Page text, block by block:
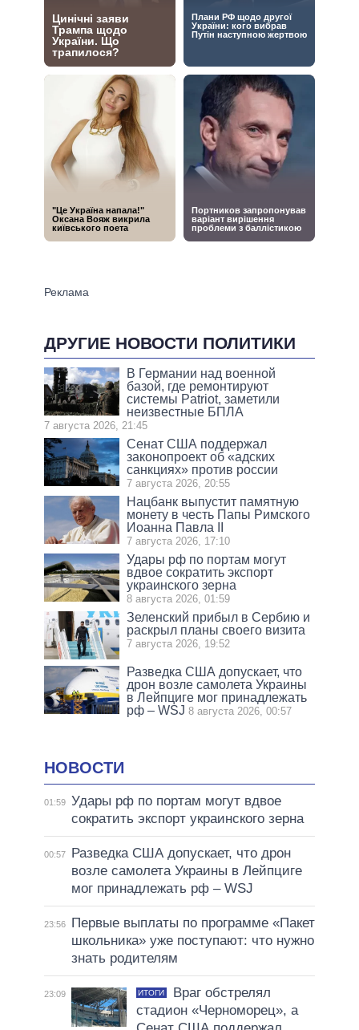
ДРУГИЕ НОВОСТИ ПОЛИТИКИ
В Германии над военной
базой, где ремонтируют
системы Patriot, заметили
неизвестные БПЛА
7 августа 2026, 21:45
Сенат США поддержал
законопроект об «адских
санкциях» против россии
7 августа 2026, 20:55
Нацбанк выпустит памятную
монету в честь Папы Римского
Иоанна Павла II
7 августа 2026, 17:10
Удары рф по портам могут
вдвое сократить экспорт
украинского зерна
8 августа 2026, 01:59
Зеленский прибыл в Сербию и
раскрыл планы своего визита
7 августа 2026, 19:52
Разведка США допускает, что
дрон возле самолета Украины
в Лейпциге мог принадлежать
рф – WSJ 8 августа 2026, 00:57
НОВОСТИ
01:59 Удары рф по портам могут вдвое
сократить экспорт украинского зерна
00:57
Разведка США допускает, что дрон
возле самолета Украины в Лейпциге
мог принадлежать рф – WSJ
23:56
Первые выплаты по программе «Пакет
школьника» уже поступают: что нужно
знать родителям
23:09 ИТОГИ
Враг обстрелял
стадион «Черноморец», а